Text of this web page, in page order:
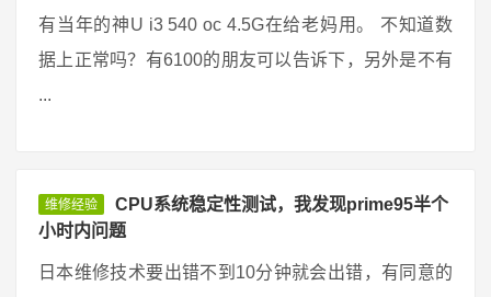
有当年的神U i3 540 oc 4.5G在给老妈用。 不知道数
据上正常吗？有6100的朋友可以告诉下，另外是不有
...
维修经验
CPU系统稳定性测试，我发现prime95半个
小时内问题
日本维修技术要出错不到10分钟就会出错，有同意的